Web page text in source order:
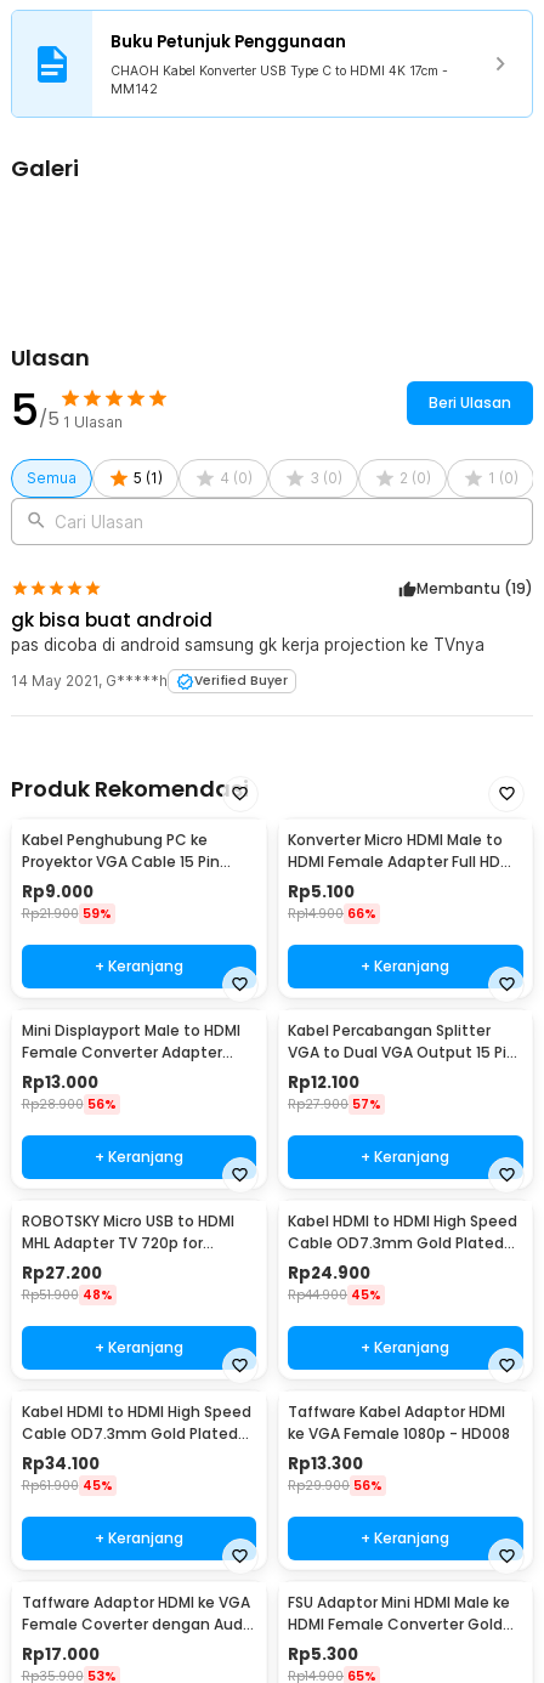
lunak atau konfigurasi yang rumit.
Desain Portabel
Kabel konverter ini memiliki panjang 17 cm yang sangat praktis,
membuatnya mudah dibawa ke mana saja. Anda dapat
menyimpannya di tas Anda dan selalu siap digunakan saat Anda
Buku Petunjuk Penggunaan
CHAOH Kabel Konverter USB Type C to HDMI 4K 17cm -
MM142
Galeri
Ulasan
5/5 1 Ulasan
Beri Ulasan
Semua 5 (1 ) 4 (0) 3 (0) 2 (0) 1 (0)
Cari Ulasan
Membantu (19)
gk bisa buat android
pas dicoba di android samsung gk kerja projection ke TVnya
14 May 2021, G*****h Verified Buyer
Produk Rekomendasi
Kabel Penghubung PC ke
Proyektor VGA Cable 15 Pin
Male to Male 140cm - HD0010
Rp9.000
Rp21.900 59%
+ Keranjang
Konverter Micro HDMI Male to
HDMI Female Adapter Full HD
Gold Plated - SHH15
Rp5.100
Rp14.900 66%
+ Keranjang
Mini Displayport Male to HDMI
Female Converter Adapter
Nickel plated - Mini DP
Rp13.000
Rp28.900 56%
+ Keranjang
Kabel Percabangan Splitter
VGA to Dual VGA Output 15 Pin
28cm - HD009
Rp12.100
Rp27.900 57%
+ Keranjang
ROBOTSKY Micro USB to HDMI
MHL Adapter TV 720p for
Smartphone - S2
Rp27.200
Rp51.900 48%
+ Keranjang
Kabel HDMI to HDMI High Speed
Cable OD7.3mm Gold Plated
4K 5M - HD105
Rp24.900
Rp44.900 45%
+ Keranjang
Kabel HDMI to HDMI High Speed
Cable OD7.3mm Gold Plated
1080P 10M - HYX
Rp34.100
Rp61.900 45%
+ Keranjang
Taffware Kabel Adaptor HDMI
ke VGA Female 1080p - HD008
Rp13.300
Rp29.900 56%
+ Keranjang
Taffware Adaptor HDMI ke VGA
Female Coverter dengan Audio
3.5mm 1080p - HD008-1
Rp17.000
Rp35.900 53%
FSU Adaptor Mini HDMI Male ke
HDMI Female Converter Gold
Plated HD - SHH10
Rp5.300
Rp14.900 65%